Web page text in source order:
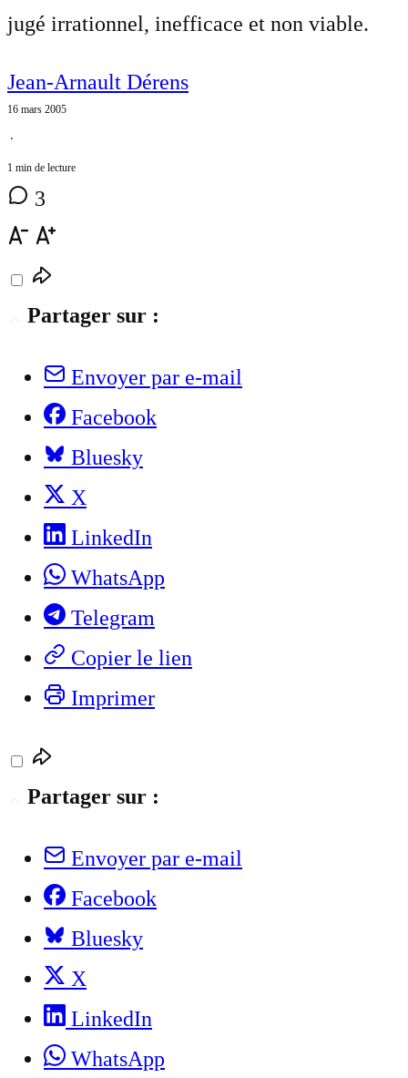
jugé irrationnel, inefficace et non viable.
Jean-Arnault Dérens
16 mars 2005
⋅
1 min de lecture
3
Partager sur :
Envoyer par e-mail
Facebook
Bluesky
X
LinkedIn
WhatsApp
Telegram
Copier le lien
Imprimer
Partager sur :
Envoyer par e-mail
Facebook
Bluesky
X
LinkedIn
WhatsApp